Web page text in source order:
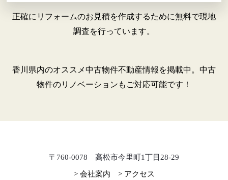
正確にリフォームのお見積を作成するために無料で現地
調査を行っています。
香川県内のオススメ中古物件不動産情報を掲載中。中古
物件のリノベーションもご対応可能です！
〒760-0078 高松市今里町1丁目28-29
> 会社案内 > アクセス